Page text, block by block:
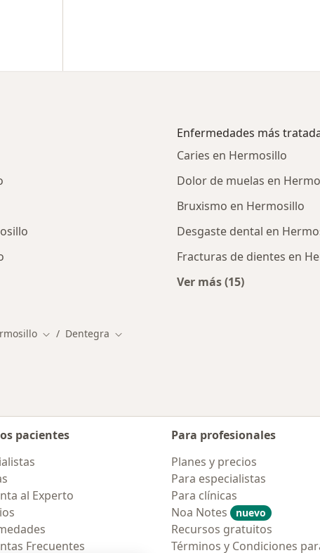
Enfermedades más
Caries en Hermosillo
Dolor de muelas en
Bruxismo en Hermosillo
Desgaste dental en
Fracturas de dientes en
Ver más (15)
de ciudadCambiar de ciudad
Dentegra Cambiar de ciudad
pacientes
al Experto
Frecuentes
Para profesionales
Planes y precios
Para especialistas
Para clínicas
Noa Notes
nuevo
Recursos gratuitos
Términos y Condiciones